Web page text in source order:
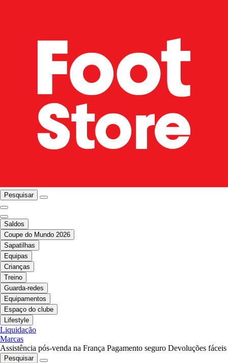
Pesquisar
Saldos
Coupe do Mundo 2026
Sapatilhas
Equipas
Crianças
Treino
Guarda-redes
Equipamentos
Espaço do clube
Lifestyle
Liquidação
Marcas
Assistência pós-venda na França Pagamento seguro Devoluções fáceis
Pesquisar